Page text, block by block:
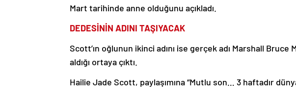
Mart tarihinde anne olduğunu açıkladı.
DEDESİNİN ADINI TAŞIYACAK
Scott’ın oğlunun ikinci adını ise gerçek adı Marshall
aldığı ortaya çıktı.
Hailie Jade Scott, paylaşımına “Mutlu son… 3 haftadır